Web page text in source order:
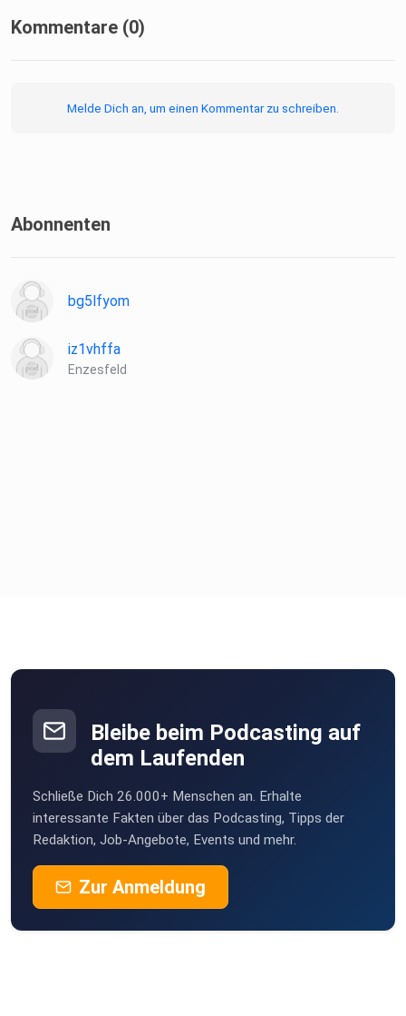
Kommentare (0)
Melde Dich an, um einen Kommentar zu schreiben.
Abonnenten
bg5lfyom
iz1vhffa
Enzesfeld
Bleibe beim Podcasting auf
dem Laufenden
Schließe Dich 26.000+ Menschen an. Erhalte
interessante Fakten über das Podcasting, Tipps der
Redaktion, Job-Angebote, Events und mehr.
Zur Anmeldung